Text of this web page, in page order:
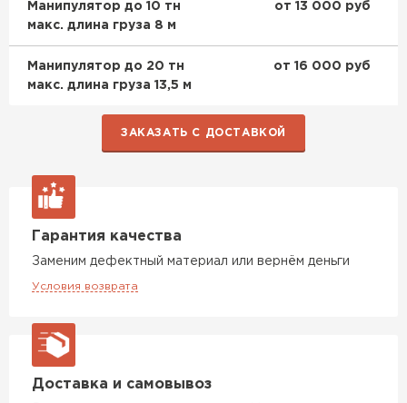
Манипулятор до 10 тн
макс. длина груза 8 м
от 13 000 руб
Манипулятор до 20 тн
макс. длина груза 13,5 м
от 16 000 руб
ЗАКАЗАТЬ С ДОСТАВКОЙ
Гарантия качества
Заменим дефектный материал или вернём деньги
Условия возврата
Доставка и самовывоз